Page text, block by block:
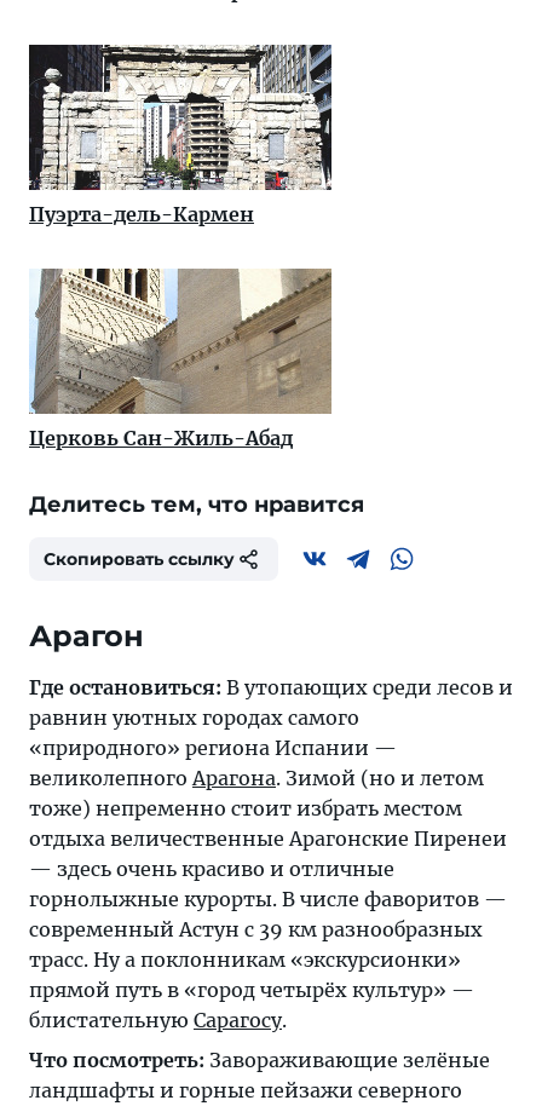
Пуэрта-дель-Кармен
Церковь Сан-Жиль-Абад
Делитесь тем, что нравится
Скопировать ссылку
Арагон
Где остановиться: В утопающих среди лесов и
равнин уютных городах самого
«природного» региона Испании —
великолепного Арагона. Зимой (но и летом
тоже) непременно стоит избрать местом
отдыха величественные Арагонские Пиренеи
— здесь очень красиво и отличные
горнолыжные курорты. В числе фаворитов —
современный Астун с 39 км разнообразных
трасс. Ну а поклонникам «экскурсионки»
прямой путь в «город четырёх культур» —
блистательную Сарагосу.
Что посмотреть: Завораживающие зелёные
ландшафты и горные пейзажи северного